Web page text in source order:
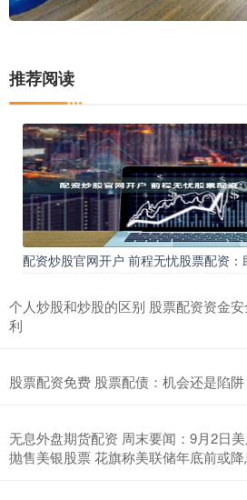
推荐阅读
配资炒股官网开户 前程无忧股票配资
个人炒股和炒股的区别 股票配资资金
利
股票配资免费 股票配债：机会还是陷阱
无息外盘期货配资 周末要闻：9月2日
抛售美银股票 花旗称美联储年底前或